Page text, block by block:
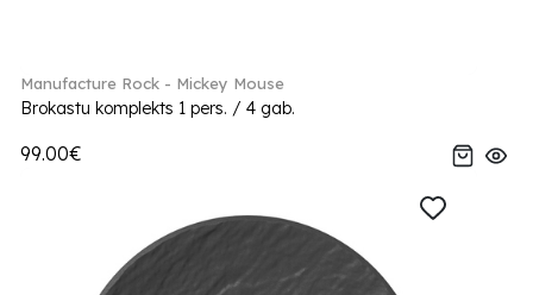
Manufacture Rock - Mickey Mouse
Brokastu komplekts 1 pers. / 4 gab.
99.00€